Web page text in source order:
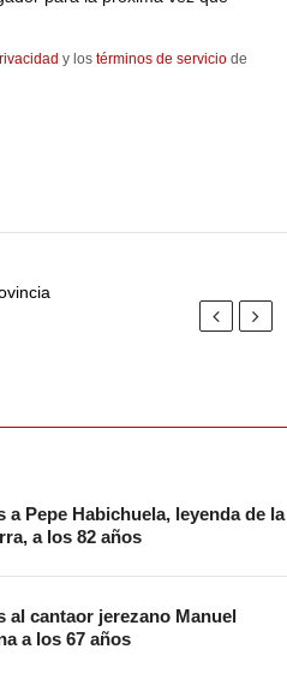
y lostérminos de servicio de
a Pepe Habichuela, leyenda de la
a los 82 años
al cantaor jerezano Manuel
a los 67 años